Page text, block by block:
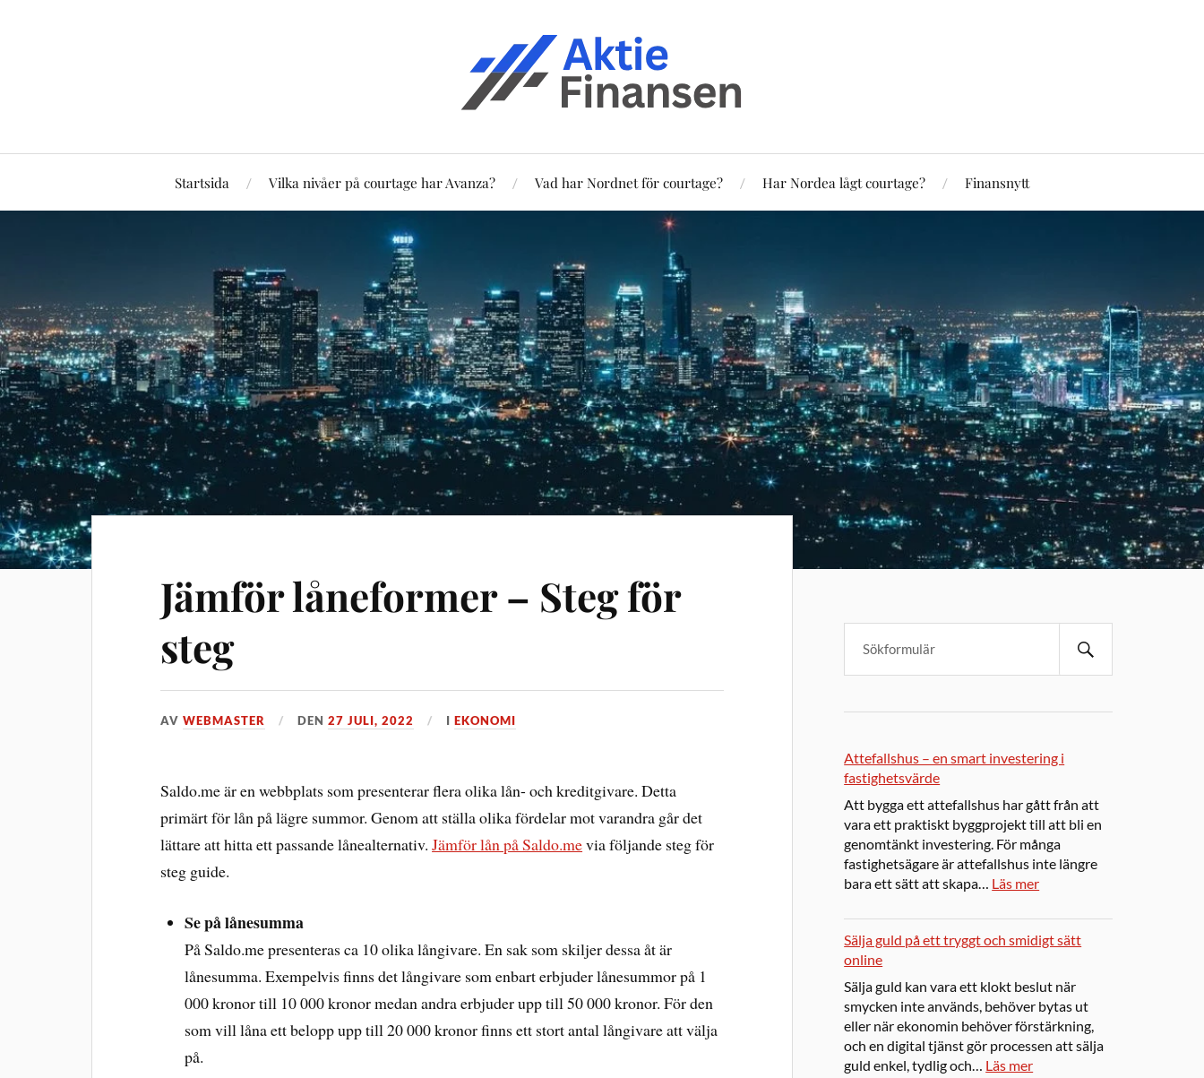
Startsida Vilka nivåer på courtage har Avanza? Vad har Nordnet för courtage? Har Nordea lågt courtage? Finansnytt
Jämför låneformer – Steg för
steg
AVWEBMASTER DEN27 JULI, 2022 IEKONOMI
Saldo.me är en webbplats som presenterar flera olika lån- och kreditgivare. Detta
primärt för lån på lägre summor. Genom att ställa olika fördelar mot varandra går det
lättare att hitta ett passande lånealternativ.Jämför lån på Saldo.mevia följande steg för
steg guide.
Se på lånesumma
På Saldo.me presenteras ca 10 olika långivare. En sak som skiljer dessa åt är
lånesumma. Exempelvis finns det långivare som enbart erbjuder lånesummor på 1
000 kronor till 10 000 kronor medan andra erbjuder upp till 50 000 kronor. För den
som vill låna ett belopp upp till 20 000 kronor finns ett stort antal långivare att välja
på.
Attefallshus – en smart investering i
fastighetsvärde
Att bygga ett attefallshus har gått från att
vara ett praktiskt byggprojekt till att bli en
genomtänkt investering. För många
fastighetsägare är attefallshus inte längre
bara ett sätt att skapa… Läs mer
Sälja guld på ett tryggt och smidigt sätt
online
Sälja guld kan vara ett klokt beslut när
smycken inte används, behöver bytas ut
eller när ekonomin behöver förstärkning,
och en digital tjänst gör processen att sälja
guld enkel, tydlig och… Läs mer